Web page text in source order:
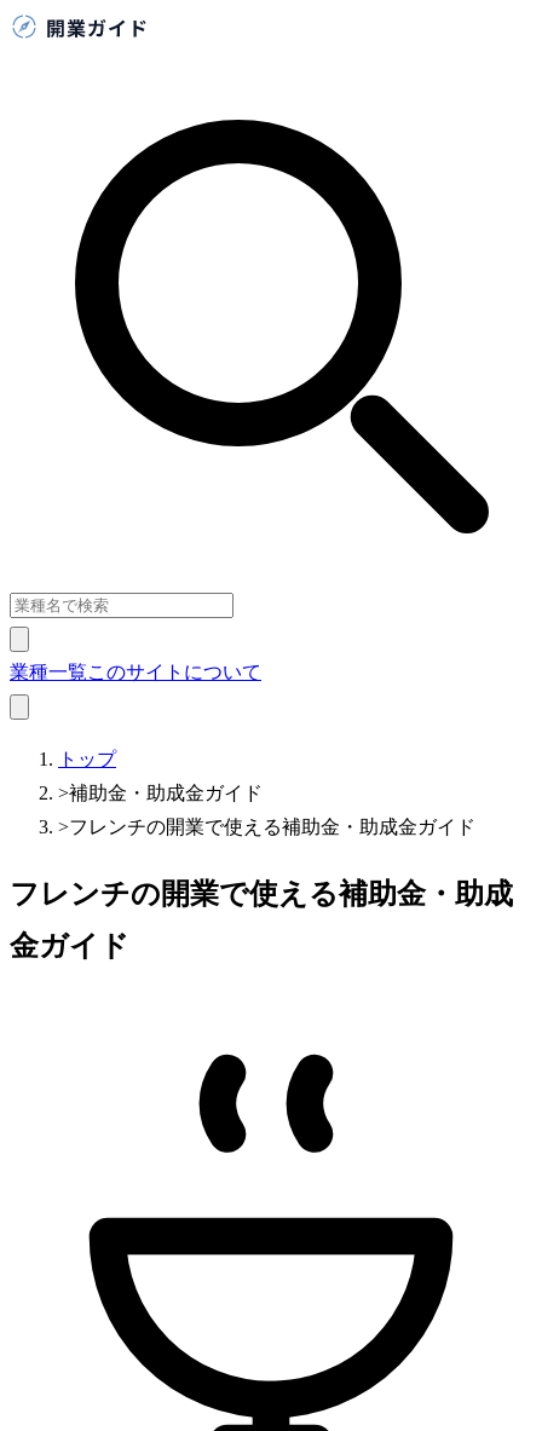
業種一覧このサイトについて
トップ
>補助金・助成金ガイド
>フレンチの開業で使える補助金・助成金ガイド
フレンチの開業で使える補助金・助成
金ガイド